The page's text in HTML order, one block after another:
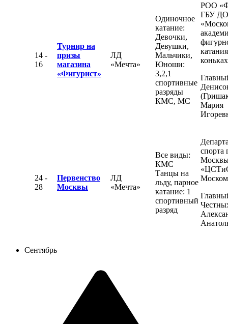
14 -
16
Турнир на
призы
магазина
«Фигурист»
ЛД
«Мечта»
Одиночное
катание:
Девочки,
Девушки,
Мальчики,
Юноши:
3,2,1
спортивные
разряды
КМС, МС
РОО
ГБУ ДО
Мария
24 -
28
Первенство
Москвы
ЛД
«Мечта»
Все виды:
КМС
Танцы на
льду, парное
катание: 1
спортивный
разряд
спорта
Сентябрь